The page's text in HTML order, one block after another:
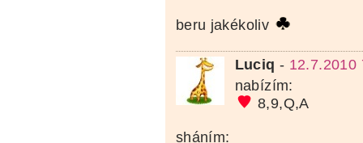
beru jakékoliv
Luciq - 12.7.2010
nabízím:
8,9,Q,A
sháním: